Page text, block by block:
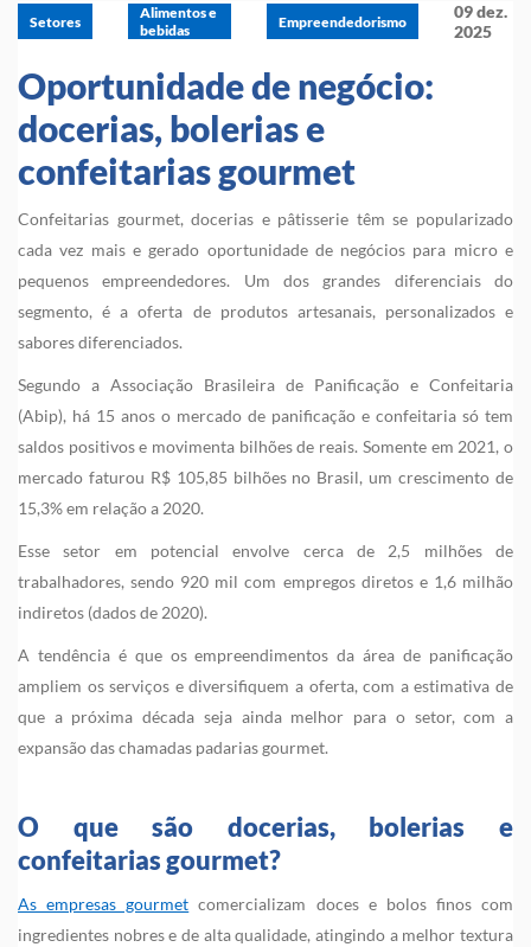
Setores
Alimentos e
bebidas
Empreendedorismo
09 dez.
2025
Oportunidade de negócio:
docerias, bolerias e
confeitarias gourmet
Confeitarias gourmet, docerias e pâtisserie têm se popularizado
cada vez mais e gerado oportunidade de negócios para micro e
pequenos empreendedores. Um dos grandes diferenciais do
segmento, é a oferta de produtos artesanais, personalizados e
sabores diferenciados.
Segundo a Associação Brasileira de Panificação e Confeitaria
(Abip), há 15 anos o mercado de panificação e confeitaria só tem
saldos positivos e movimenta bilhões de reais. Somente em 2021, o
mercado faturou R$ 105,85 bilhões no Brasil, um crescimento de
15,3% em relação a 2020.
Esse setor em potencial envolve cerca de 2,5 milhões de
trabalhadores, sendo 920 mil com empregos diretos e 1,6 milhão
indiretos (dados de 2020).
A tendência é que os empreendimentos da área de panificação
ampliem os serviços e diversifiquem a oferta, com a estimativa de
que a próxima década seja ainda melhor para o setor, com a
expansão das chamadas padarias gourmet.
O que são docerias, bolerias e
confeitarias gourmet?
As empresas gourmet comercializam doces e bolos finos com
ingredientes nobres e de alta qualidade, atingindo a melhor textura